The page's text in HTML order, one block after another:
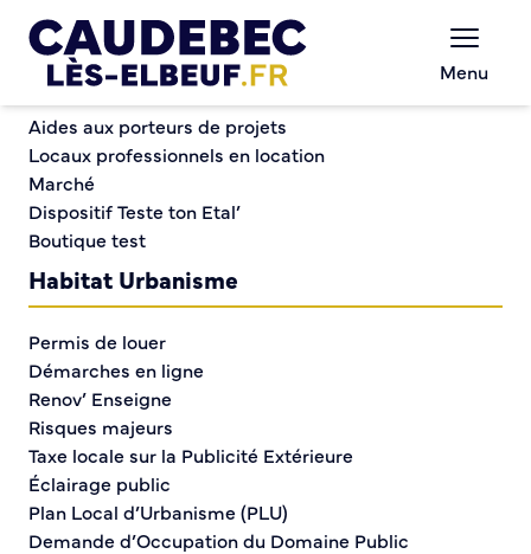
Menu
Permanence retraite AGIRC-ARRCO
Permanence retraite
AGIRC-ARRCO
Chèques-cadeaux municipaux – Soutenez le
Aides aux porteurs de projets
Locaux professionnels en location
Marché
Dispositif Teste ton Etal’
Boutique test
Habitat Urbanisme
Permis de louer
Démarches en ligne
Renov’ Enseigne
Risques majeurs
Taxe locale sur la Publicité Extérieure
Éclairage public
Plan Local d’Urbanisme (PLU)
Demande d’Occupation du Domaine Public